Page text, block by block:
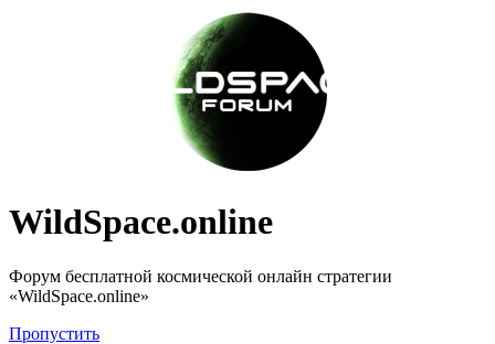
WildSpace.online
Форум бесплатной космической онлайн стратегии
«WildSpace.online»
Пропустить